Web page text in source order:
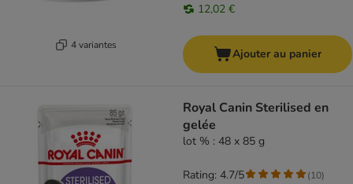
4 variantes
12,02 €
Ajouter au panier
Royal Canin Sterilised en
gelée
lot % : 48 x 85 g
Rating: 4.7/5 (10)